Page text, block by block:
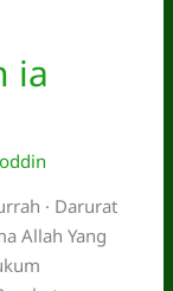
ia
· Darurat